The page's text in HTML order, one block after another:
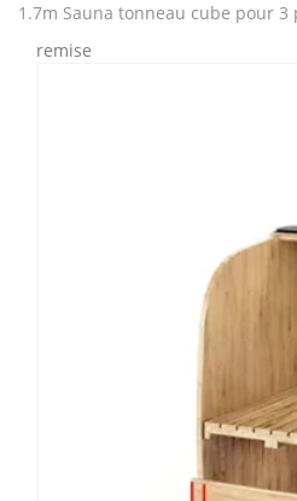
1.7m Sauna tonneau cube pour 3
remise